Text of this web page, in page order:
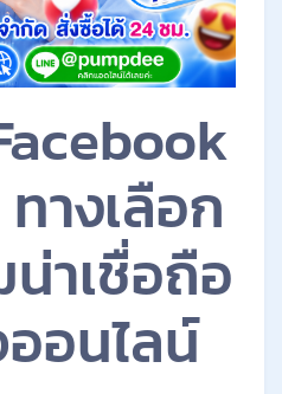
างเลือก
าเชื่อถือ
อนไลน์